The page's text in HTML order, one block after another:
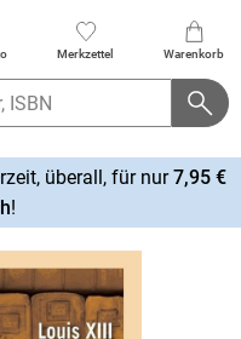
Merkzettel Warenkorb
überall, für nur7,95 €
!